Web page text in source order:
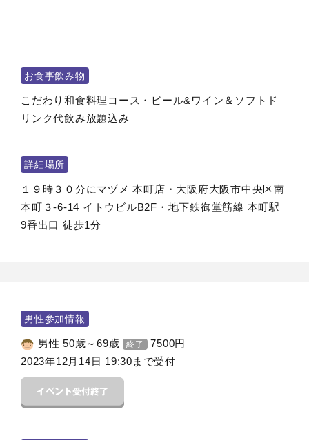
お食事飲み物
こだわり和食料理コース・ビール&ワイン＆ソフトド
リンク代飲み放題込み
詳細場所
１９時３０分にマヅメ 本町店・大阪府大阪市中央区南
本町３-6-14 イトウビルB2F・地下鉄御堂筋線 本町駅
9番出口 徒歩1分
男性参加情報
男性 50歳～69歳 終了 7500円
2023年12月14日 19:30まで受付